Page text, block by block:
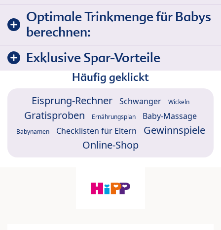
Optimale Trinkmenge für Babys
berechnen:
Exklusive Spar-Vorteile
Häufig geklickt
Eisprung-Rechner Schwanger Wickeln
Gratisproben Ernährungsplan Baby-Massage
Babynamen Checklisten für Eltern
Gewinnspiele
Online-Shop